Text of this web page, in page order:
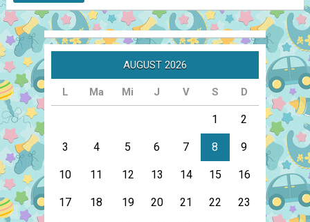
AUGUST 2026
L Ma Mi J V S D
1 2
3 4 5 6 7 8 9
10 11 12 13 14 15 16
17 18 19 20 21 22 23